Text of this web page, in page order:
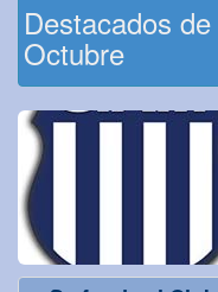
Destacados de
Octubre